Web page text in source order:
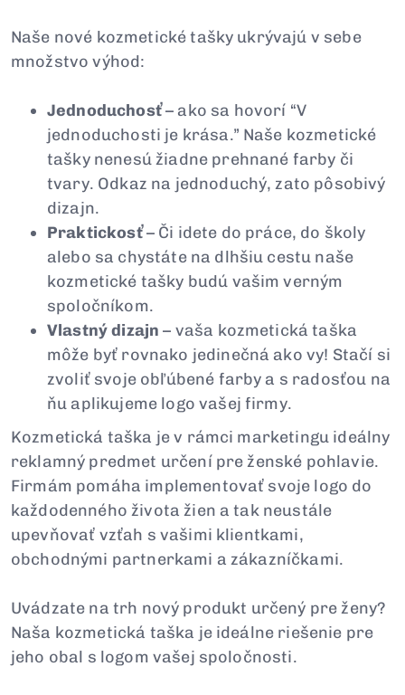
Naše nové kozmetické tašky ukrývajú v sebe
množstvo výhod:
Jednoduchosť– ako sa hovorí “V
jednoduchosti je krása.” Naše kozmetické
tašky nenesú žiadne prehnané farby či
tvary. Odkaz na jednoduchý, zato pôsobivý
dizajn.
Praktickosť– Či idete do práce, do školy
alebo sa chystáte na dlhšiu cestu naše
kozmetické tašky budú vašim verným
spoločníkom.
Vlastný dizajn – vaša kozmetická taška
môže byť rovnako jedinečná ako vy! Stačí si
zvoliť svoje obľúbené farby a s radosťou na
ňu aplikujeme logo vašej firmy.
Kozmetická taška je v rámci marketingu ideálny
reklamný predmet určení pre ženské pohlavie.
Firmám pomáha implementovať svoje logo do
každodenného života žien a tak neustále
upevňovať vzťah s vašimi klientkami,
obchodnými partnerkami a zákazníčkami.
Uvádzate na trh nový produkt určený pre ženy?
Naša kozmetická taška je ideálne riešenie pre
jeho obal s logom vašej spoločnosti.